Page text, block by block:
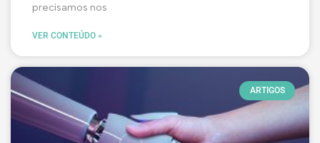
precisamos nos
VER CONTEÚDO »
ARTIGOS